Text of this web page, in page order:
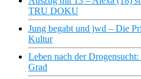
TRU DOKU
Jung begabt und jwd – Die
Kultur
Leben nach der
Grad